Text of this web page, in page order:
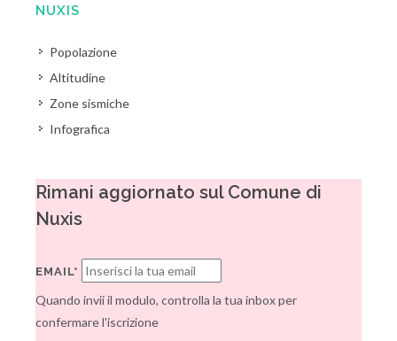
NUXIS
Popolazione
Altitudine
Zone sismiche
Infografica
Rimani aggiornato sul Comune di
Nuxis
EMAIL*
Quando invii il modulo, controlla la tua inbox per
confermare l'iscrizione